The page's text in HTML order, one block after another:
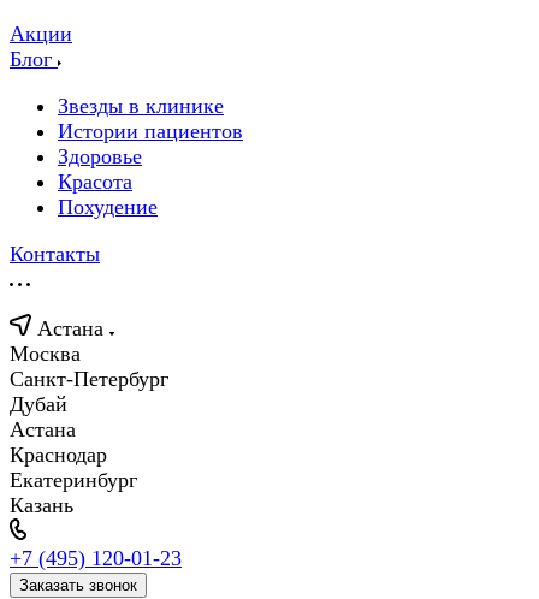
Акции
Блог
Звезды в клинике
Истории пациентов
Здоровье
Красота
Похудение
Контакты
Астана
Москва
Санкт-Петербург
Дубай
Астана
Краснодар
Екатеринбург
Казань
+7 (495) 120-01-23
Заказать звонок